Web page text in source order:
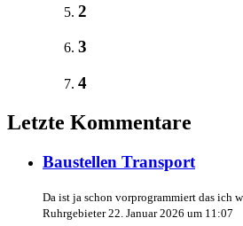
2
3
4
Letzte Kommentare
Baustellen Transport
Da ist ja schon vorprogrammiert das ich
Ruhrgebieter 22. Januar 2026 um 11:07